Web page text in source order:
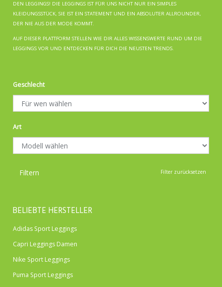
DEN LEGGINGS! DIE LEGGINGS IST FÜR UNS NICHT NUR EIN SIMPLES
KLEIDUNGSSTÜCK, SIE IST EIN STATEMENT UND EIN ABSOLUTER ALLROUNDER,
DER NIE AUS DER MODE KOMMT.
AUF DIESER PLATTFORM STELLEN WIE DIR ALLES WISSENSWERTE RUND UM DIE
LEGGINGS VOR UND ENTDECKEN FÜR DICH DIE NEUSTEN TRENDS.
Geschlecht
Art
Filter zurücksetzen
Filtern
BELIEBTE HERSTELLER
Adidas Sport Leggings
Capri Leggings Damen
Nike Sport Leggings
Puma Sport Leggings